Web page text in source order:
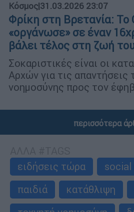
Κόσμος|31.03.2026 23:07
Φρίκη στη Βρετανία: Το
«οργάνωσε» σε έναν
βάλει τέλος στη ζωή
Σοκαριστικές είναι οι
Αρχών για τις απαντήσεις
νοημοσύνης προς τον
περισσότερα
ειδήσεις τώρα
social
παιδιά
κατάθλιψη